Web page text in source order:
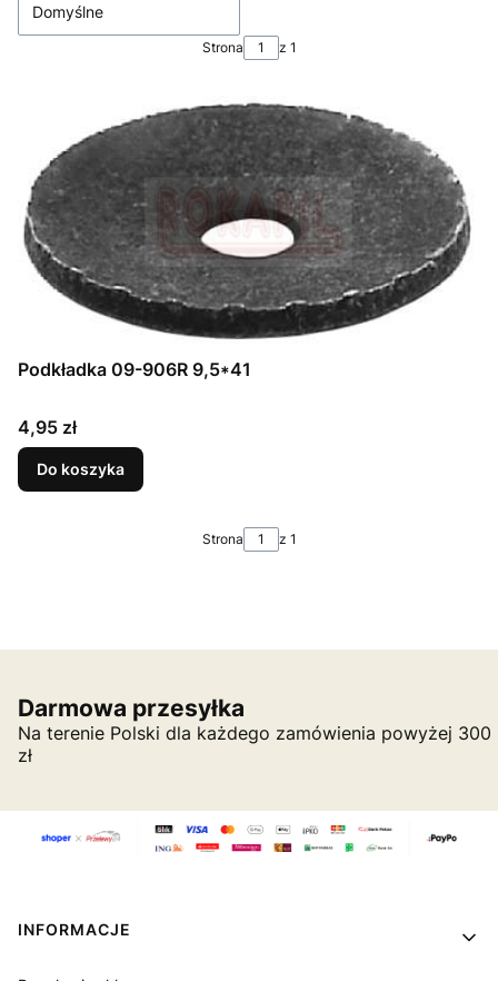
Domyślne
Strona z 1
Podkładka 09-906R 9,5*41
Cena
4,95 zł
Do koszyka
Strona z 1
Darmowa przesyłka
Na terenie Polski dla każdego zamówienia powyżej 300
zł
Linki w stopce
INFORMACJE